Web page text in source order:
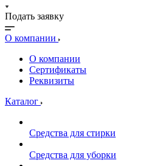
Подать заявку
О компании
О компании
Сертификаты
Реквизиты
Каталог
Средства для стирки
Средства для уборки